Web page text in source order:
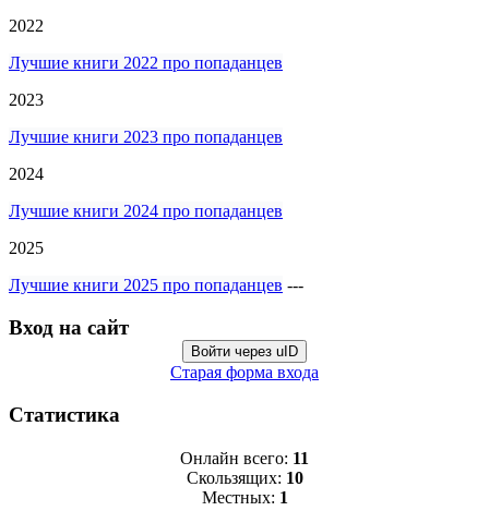
2022
Лучшие книги 2022 про попаданцев
2023
Лучшие книги 2023 про попаданцев
2024
Лучшие книги 2024 про попаданцев
2025
Лучшие книги 2025 про попаданцев ---
Вход на сайт
Войти через uID
Старая форма входа
Статистика
Онлайн всего: 11
Скользящих: 10
Местных: 1